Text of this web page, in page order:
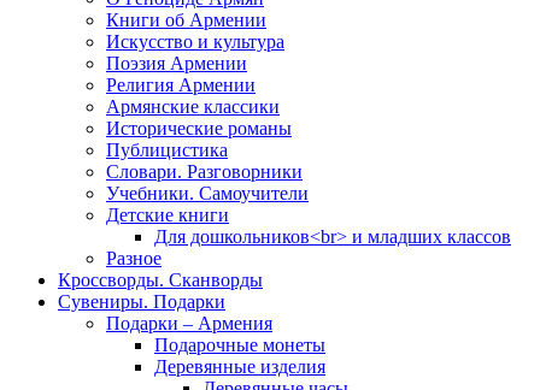
Книги об Армении
Иcкусство и культура
Поэзия Армении
Религия Армении
Армянские классики
Исторические романы
Публицистика
Словари. Разговорники
Учебники. Самоучители
Детские книги
Для дошкольников<br> и младших классов
Разное
Кроссворды. Сканворды
Сувениры. Подарки
Подарки – Армения
Подарочные монеты
Деревянные изделия